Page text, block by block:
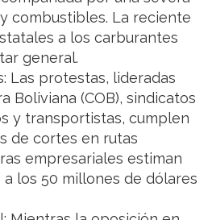
combustibles. La reciente
a los carburantes
general.
Las protestas, lideradas
Boliviana (COB), sindicatos
y transportistas, cumplen
de cortes en rutas
empresariales estiman
los 50 millones de dólares